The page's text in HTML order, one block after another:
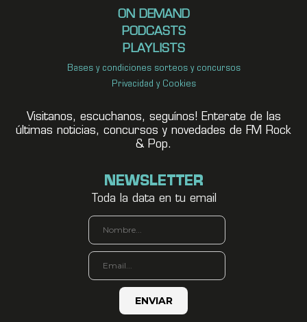
ON DEMAND
PODCASTS
PLAYLISTS
Bases y condiciones sorteos y concursos
Privacidad y Cookies
Visitanos, escuchanos, seguínos! Enterate de las
últimas noticias, concursos y novedades de FM Rock
& Pop.
NEWSLETTER
Toda la data en tu email